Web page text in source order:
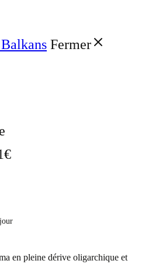
Fermer
en pleine dérive oligarchique et